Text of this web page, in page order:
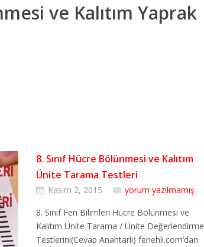
ve Kalıtım Yaprak
8. Sınıf Hücre Bölünmesi ve Kalıtım
Ünite Tarama Testleri
Kasım 2, 2015
yorum yazılmamış
8. Sınıf Fen Bilimleri Hücre Bölünmesi ve
Kalıtım Ünite Tarama / Ünite Değerlendirme
Testlerini(Cevap Anahtarlı) fenehli.com’dan